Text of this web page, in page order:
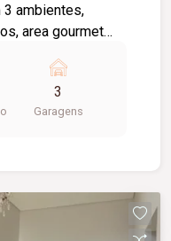
3 ambientes,
area gourmet
e suite
3
Garagens